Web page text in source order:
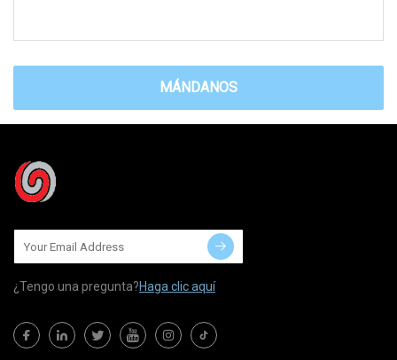
MÁNDANOS
¿Tengo una pregunta?Haga clic aquí